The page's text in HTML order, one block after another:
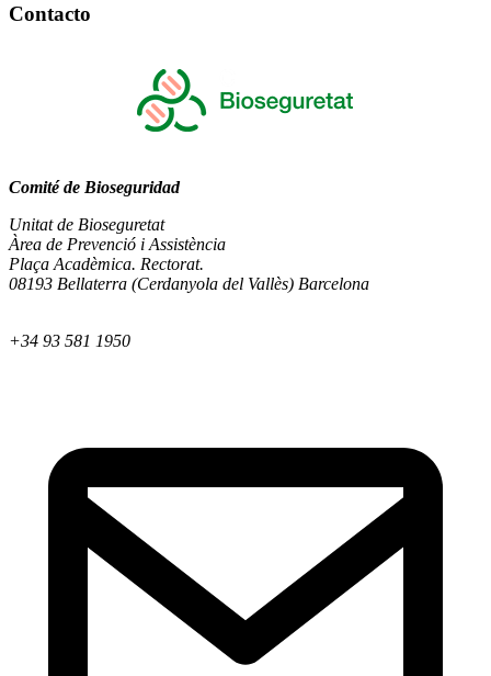
Contacto
Comité de Bioseguridad
Unitat de Bioseguretat
Àrea de Prevenció i Assistència
Plaça Acadèmica. Rectorat.
08193 Bellaterra (Cerdanyola del Vallès) Barcelona
+34 93 581 1950